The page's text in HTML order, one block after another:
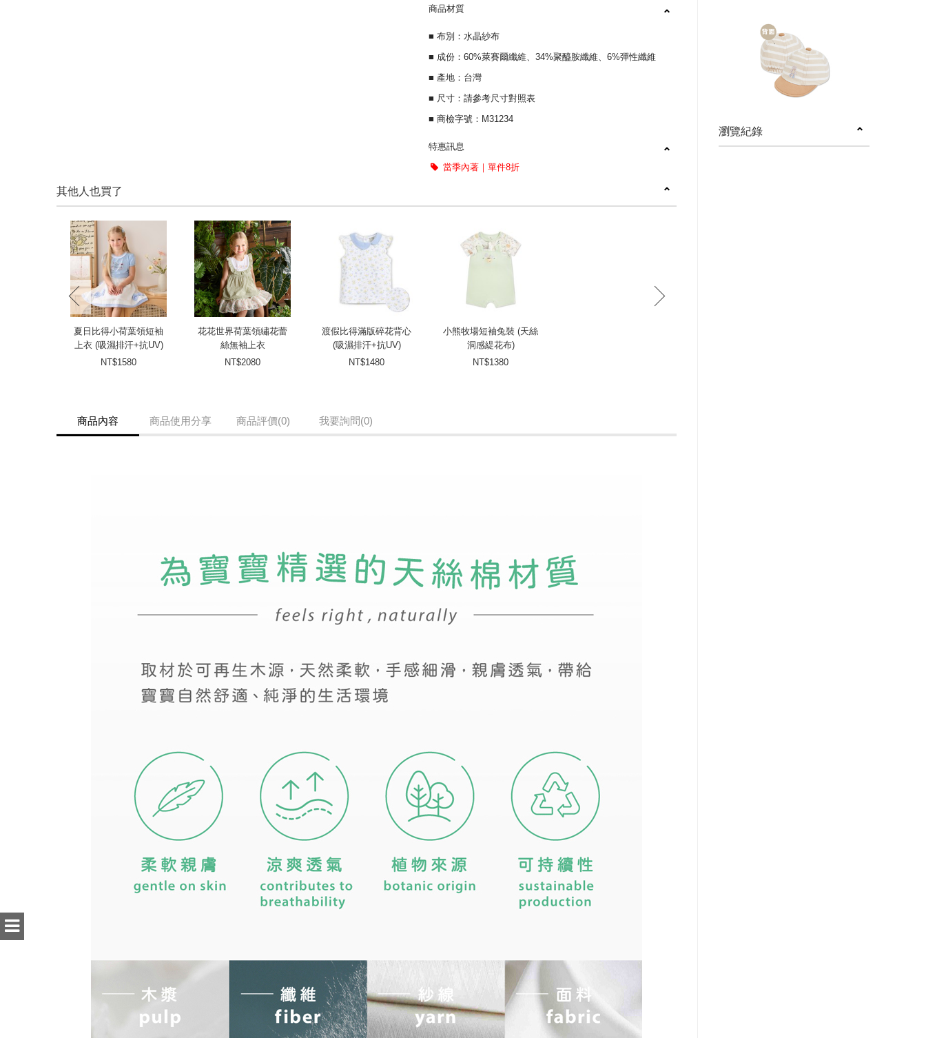
商品材質
■ 布別：水晶紗布
■ 成份：60%萊賽爾纖維、34%聚醯胺纖維、6%彈性纖維
■ 產地：台灣
■ 尺寸：請參考尺寸對照表
■ 商檢字號：M31234
特惠訊息
當季內著｜單件8折
其他人也買了
夏日比得小荷葉領短袖
上衣 (吸濕排汗+抗UV)
NT$1580
花花世界荷葉領繡花蕾
絲無袖上衣
NT$2080
渡假比得滿版碎花背心
(吸濕排汗+抗UV)
NT$1480
小熊牧場短袖兔裝 (天絲
洞感緹花布)
NT$1380
prev next
商品內容 商品使用分享 商品評價(0) 我要詢問(0)
瀏覽紀錄